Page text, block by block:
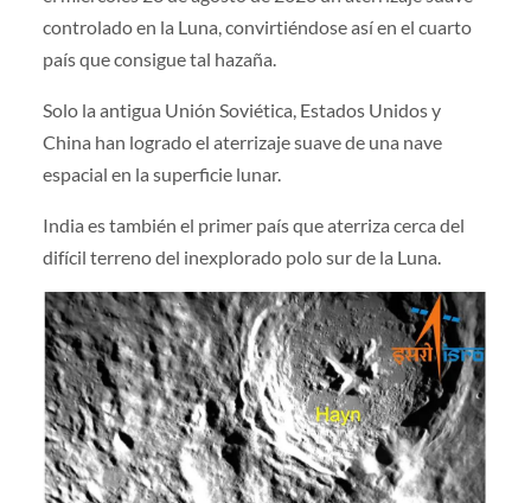
controlado en la Luna, convirtiéndose así en el cuarto
país que consigue tal hazaña.
Solo la antigua Unión Soviética, Estados Unidos y
China han logrado el aterrizaje suave de una nave
espacial en la superficie lunar.
India es también el primer país que aterriza cerca del
difícil terreno del inexplorado polo sur de la Luna.